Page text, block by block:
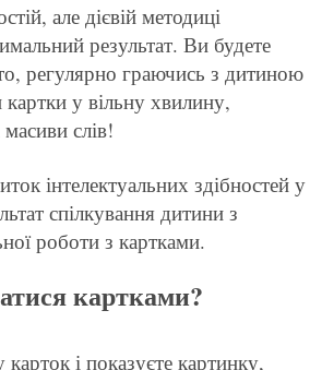
але дієвій методиці
результат. Ви будете
регулярно граючись з дитиною
у вільну хвилину,
слів!
інтелектуальних здібностей у
спілкування дитини з
роботи з картками.
картками?
і показуєте картинку,